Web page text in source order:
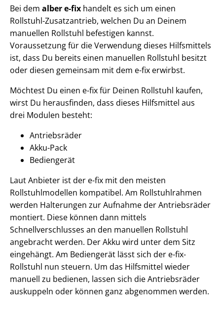
Bei dem alber e-fix handelt es sich um einen
Rollstuhl-Zusatzantrieb, welchen Du an Deinem
manuellen Rollstuhl befestigen kannst.
Voraussetzung für die Verwendung dieses Hilfsmittels
ist, dass Du bereits einen manuellen Rollstuhl besitzt
oder diesen gemeinsam mit dem e-fix erwirbst.
Möchtest Du einen e-fix für Deinen Rollstuhl kaufen,
wirst Du herausfinden, dass dieses Hilfsmittel aus
drei Modulen besteht:
Antriebsräder
Akku-Pack
Bediengerät
Laut Anbieter ist der e-fix mit den meisten
Rollstuhlmodellen kompatibel. Am Rollstuhlrahmen
werden Halterungen zur Aufnahme der Antriebsräder
montiert. Diese können dann mittels
Schnellverschlusses an den manuellen Rollstuhl
angebracht werden. Der Akku wird unter dem Sitz
eingehängt. Am Bediengerät lässt sich der e-fix-
Rollstuhl nun steuern. Um das Hilfsmittel wieder
manuell zu bedienen, lassen sich die Antriebsräder
auskuppeln oder können ganz abgenommen werden.